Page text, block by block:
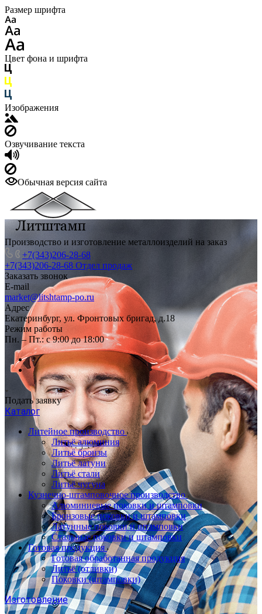
Размер шрифта
Цвет фона и шрифта
Изображения
Озвучивание текста
Обычная версия сайта
Производство и изготовление металлоизделий на заказ
+7(343)206-28-68
+7(343)206-28-68 Отдел продаж
Заказать звонок
E-mail
market@litshtamp-po.ru
Адрес
Екатеринбург, ул. Фронтовых бригад, д.18
Режим работы
Пн. – Пт.: с 9:00 до 18:00
Подать заявку
Каталог
Литейное производство
Литьё алюминия
Литьё бронзы
Литьё латуни
Литьё стали
Литьё чугуна
Кузнечно-штамповочное производство
Алюминиевые поковки и штамповки
Бронзовые поковки и штамповки
Латунные поковки и штамповки
Стальные поковки и штамповки
Готовая продукция
Готовая обработанная продукция
Литьё (отливки)
Поковки (штамповки)
Изготовление